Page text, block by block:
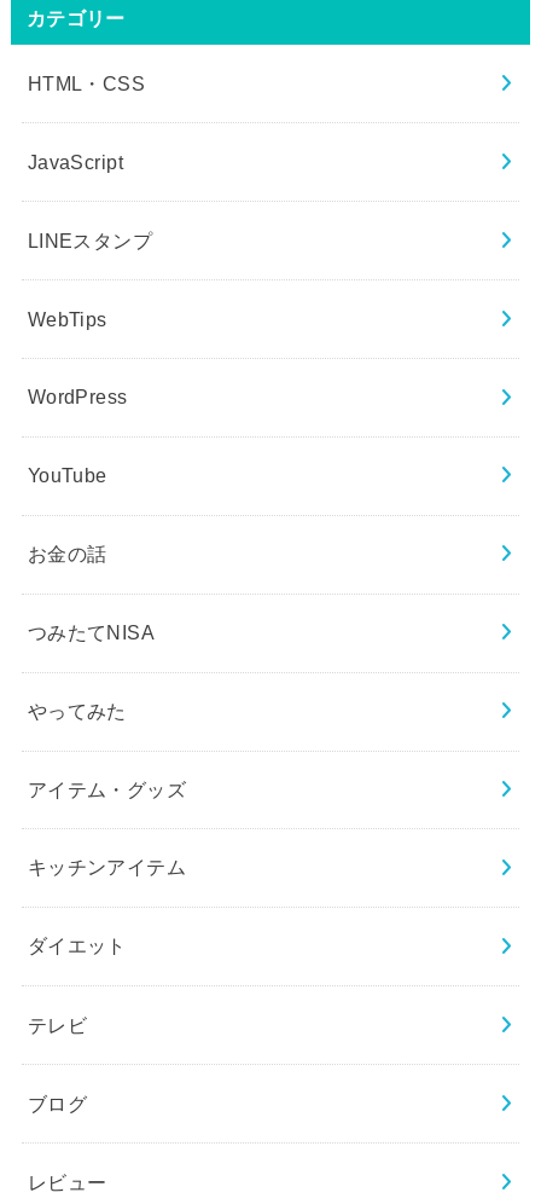
カテゴリー
HTML・CSS
JavaScript
LINEスタンプ
WebTips
WordPress
YouTube
お金の話
つみたてNISA
やってみた
アイテム・グッズ
キッチンアイテム
ダイエット
テレビ
ブログ
レビュー